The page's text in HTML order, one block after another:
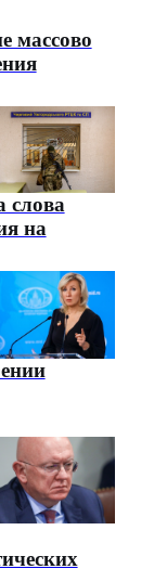
массово
слова
на